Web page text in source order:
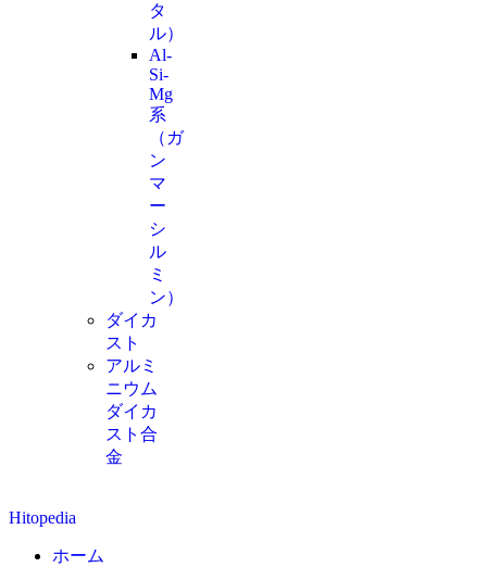
タ
ル）
Al-
Si-
Mg
系
（ガ
ン
マ
ー
シ
ル
ミ
ン）
ダイカ
スト
アルミ
ニウム
ダイカ
スト合
金
Hitopedia
ホーム